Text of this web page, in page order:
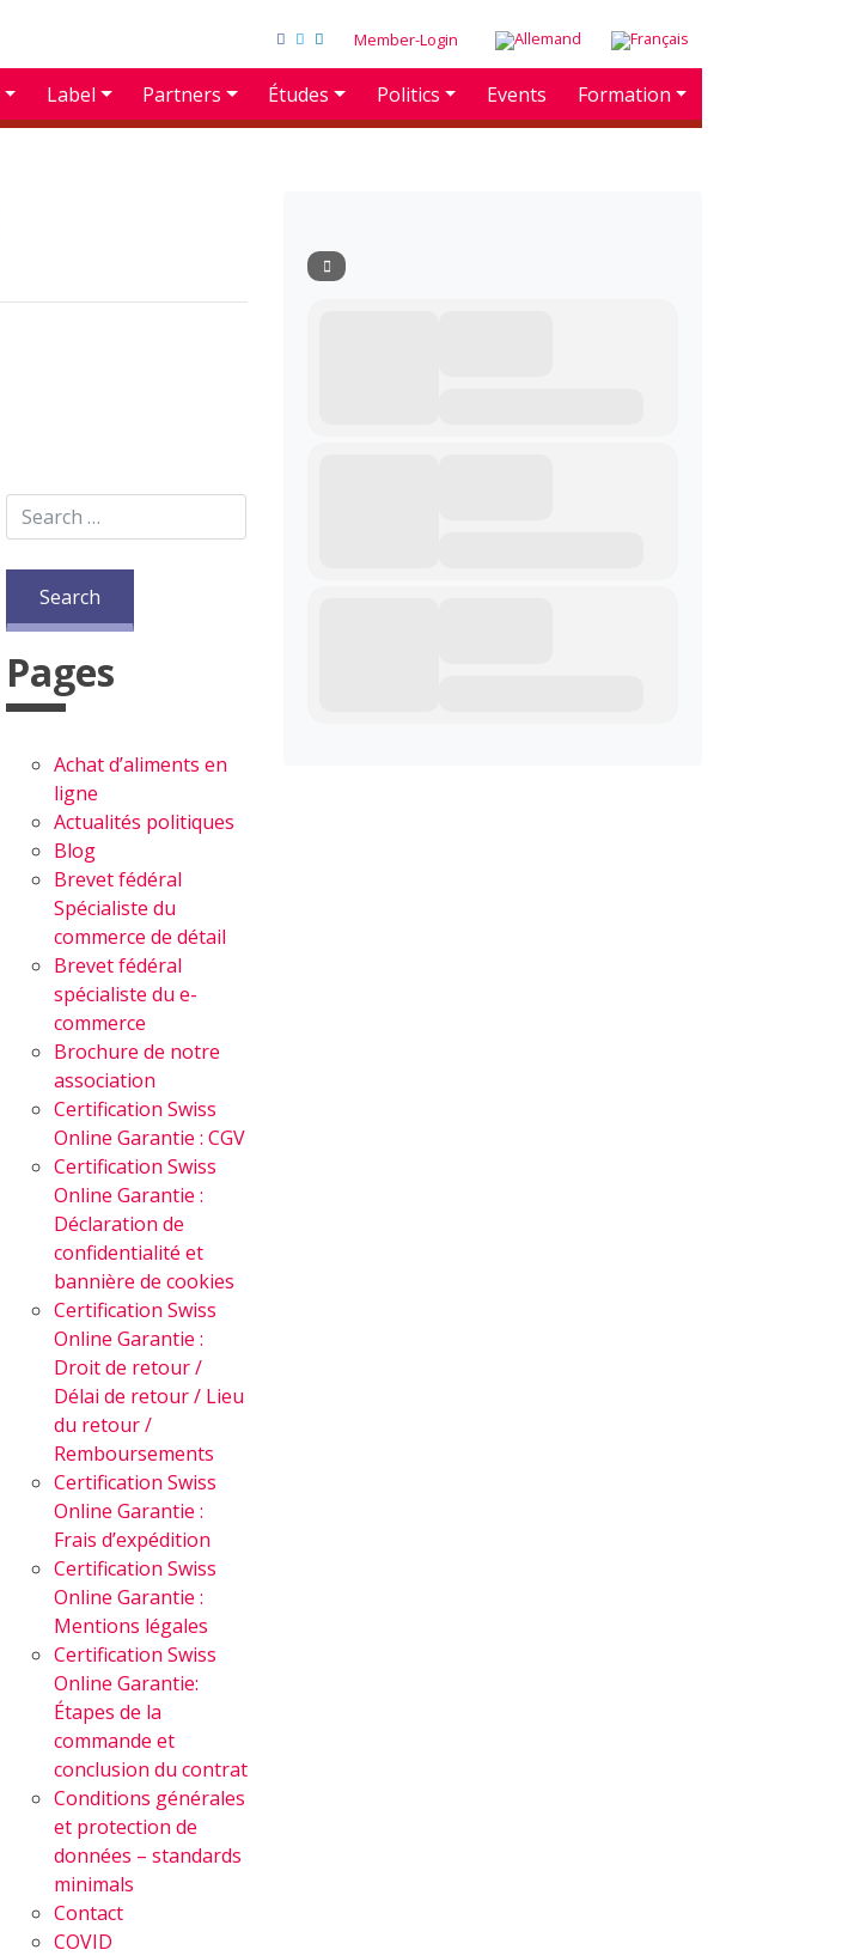
Member-Login
Label Partners Études Politics Events Formation
Pages
Achat d’aliments en
ligne
Actualités politiques
Blog
Brevet fédéral
Spécialiste du
commerce de détail
Brevet fédéral
spécialiste du e-
commerce
Brochure de notre
association
Certification Swiss
Online Garantie : CGV
Certification Swiss
Online Garantie :
Déclaration de
confidentialité et
bannière de cookies
Certification Swiss
Online Garantie :
Droit de retour /
Délai de retour / Lieu
du retour /
Remboursements
Certification Swiss
Online Garantie :
Frais d’expédition
Certification Swiss
Online Garantie :
Mentions légales
Certification Swiss
Online Garantie:
Étapes de la
commande et
conclusion du contrat
Conditions générales
et protection de
données – standards
minimals
Contact
COVID